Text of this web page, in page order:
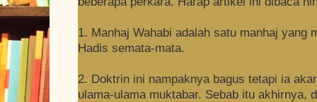
1. Manhaj Wahabi adalah satu manhaj yang
Hadis semata-mata.
2. Doktrin ini nampaknya bagus tetapi ia
ulama-ulama muktabar. Sebab itu akhirnya,